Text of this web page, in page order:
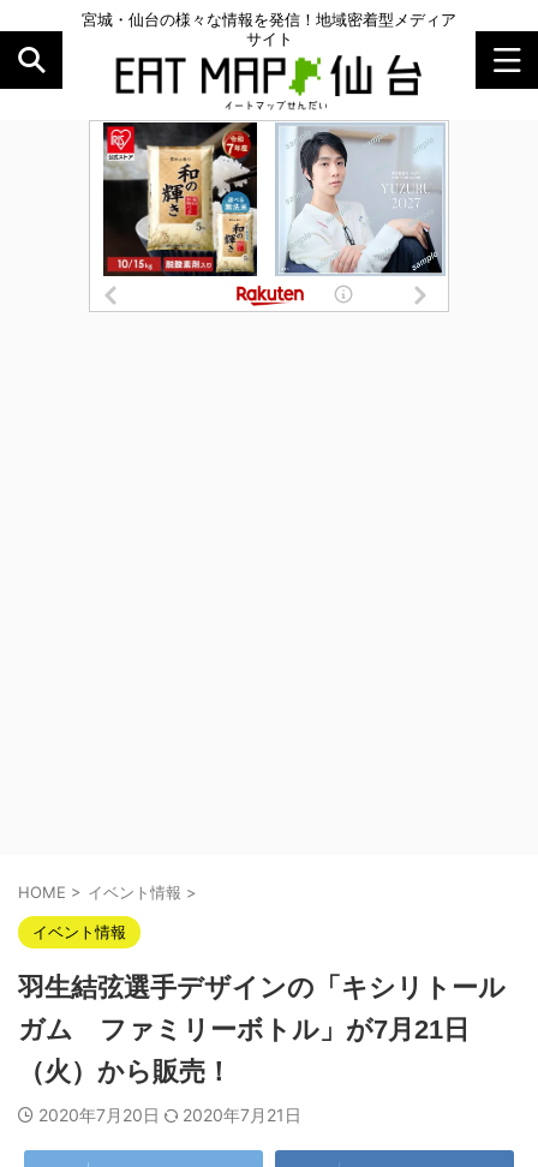
宮城・仙台の様々な情報を発信！地域密着型メディア
サイト
HOME > イベント情報 >
イベント情報
羽生結弦選手デザインの「キシリトール
ガム ファミリーボトル」が7月21日
（火）から販売！
2020年7月20日 2020年7月21日